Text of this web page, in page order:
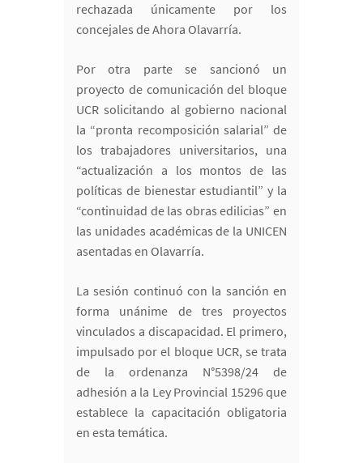
rechazada únicamente por los
concejales de Ahora Olavarría.
Por otra parte se sancionó un
proyecto de comunicación del bloque
UCR solicitando al gobierno nacional
la “pronta recomposición salarial” de
los trabajadores universitarios, una
“actualización a los montos de las
políticas de bienestar estudiantil” y la
“continuidad de las obras edilicias” en
las unidades académicas de la UNICEN
asentadas en Olavarría.
La sesión continuó con la sanción en
forma unánime de tres proyectos
vinculados a discapacidad. El primero,
impulsado por el bloque UCR, se trata
de la ordenanza N°5398/24 de
adhesión a la Ley Provincial 15296 que
establece la capacitación obligatoria
en esta temática.